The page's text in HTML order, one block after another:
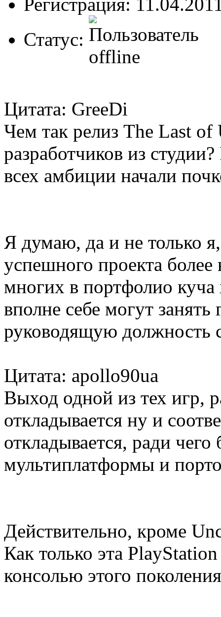
Статус:
Цитата: GreeDi
Чем так релиз The Last of
разработчиков из
всех амбиции начали
Я думаю, да и не только
успешного проекта
многих в портфолио
вполне себе могут
руководящую должность
Цитата: apollo90ua
Выход одной из тех игр,
откладывается ну и
откладывается, ради чего
мультиплатформы и
Действительно, кроме
Как только эта
консолью этого